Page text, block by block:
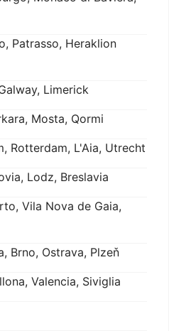
Patrasso, Heraklion
Limerick
Mosta, Qormi
Rotterdam, L'Aia, Utrecht
Lodz, Breslavia
Vila Nova de Gaia,
Brno, Ostrava, Plzeň
Valencia, Siviglia